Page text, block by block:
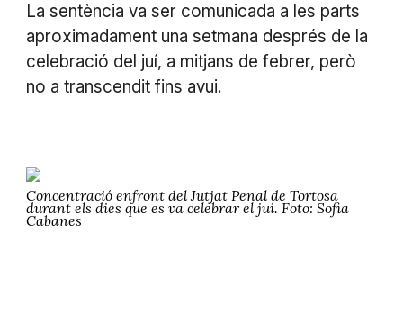
La sentència va ser comunicada a les parts
aproximadament una setmana després de la
celebració del juí, a mitjans de febrer, però
no a transcendit fins avui.
Concentració enfront del Jutjat Penal de Tortosa
durant els dies que es va celebrar el juí. Foto: Sofia
Cabanes